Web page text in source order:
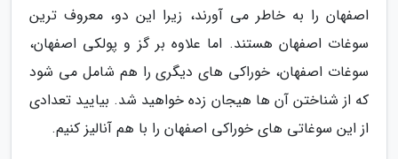
اصفهان را به خاطر می آورند، زیرا این دو، معروف ترین
سوغات اصفهان هستند. اما علاوه بر گز و پولکی اصفهان،
سوغات اصفهان، خوراکی های دیگری را هم شامل می شود
که از شناختن آن ها هیجان زده خواهید شد. بیایید تعدادی
از این سوغاتی های خوراکی اصفهان را با هم آنالیز کنیم.